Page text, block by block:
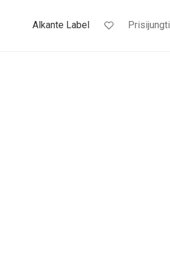
Alkante Label Prisijungti